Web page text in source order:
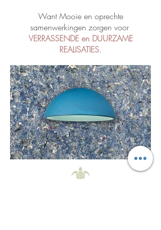
Want Mooie en oprechte
samenwerkingen zorgen voor
VERRASSENDE en DUURZAME
REALISATIES.